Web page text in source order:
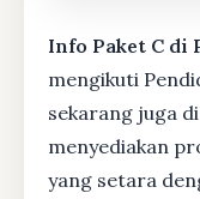
Info Paket C di
mengikuti
sekarang juga
menyediakan
yang setara